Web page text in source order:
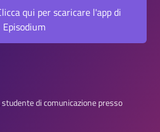
qui per scaricare l'app di
Episodium
studente di comunicazione presso